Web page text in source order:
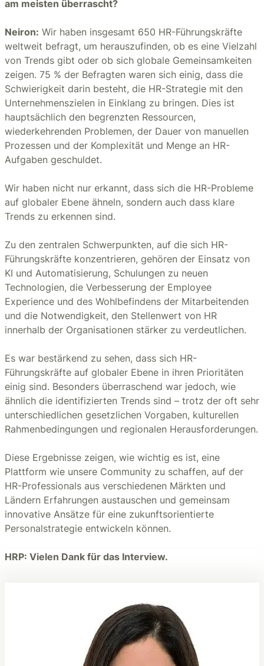
am meisten überrascht?
Neiron: Wir haben insgesamt 650 HR-Führungskräfte
weltweit befragt, um herauszufinden, ob es eine Vielzahl
von Trends gibt oder ob sich globale Gemeinsamkeiten
zeigen. 75 % der Befragten waren sich einig, dass die
Schwierigkeit darin besteht, die HR-Strategie mit den
Unternehmenszielen in Einklang zu bringen. Dies ist
hauptsächlich den begrenzten Ressourcen,
wiederkehrenden Problemen, der Dauer von manuellen
Prozessen und der Komplexität und Menge an HR-
Aufgaben geschuldet.
Wir haben nicht nur erkannt, dass sich die HR-Probleme
auf globaler Ebene ähneln, sondern auch dass klare
Trends zu erkennen sind.
Zu den zentralen Schwerpunkten, auf die sich HR-
Führungskräfte konzentrieren, gehören der Einsatz von
KI und Automatisierung, Schulungen zu neuen
Technologien, die Verbesserung der Employee
Experience und des Wohlbefindens der Mitarbeitenden
und die Notwendigkeit, den Stellenwert von HR
innerhalb der Organisationen stärker zu verdeutlichen.
Es war bestärkend zu sehen, dass sich HR-
Führungskräfte auf globaler Ebene in ihren Prioritäten
einig sind. Besonders überraschend war jedoch, wie
ähnlich die identifizierten Trends sind – trotz der oft sehr
unterschiedlichen gesetzlichen Vorgaben, kulturellen
Rahmenbedingungen und regionalen Herausforderungen.
Diese Ergebnisse zeigen, wie wichtig es ist, eine
Plattform wie unsere Community zu schaffen, auf der
HR-Professionals aus verschiedenen Märkten und
Ländern Erfahrungen austauschen und gemeinsam
innovative Ansätze für eine zukunftsorientierte
Personalstrategie entwickeln können.
HRP: Vielen Dank für das Interview.